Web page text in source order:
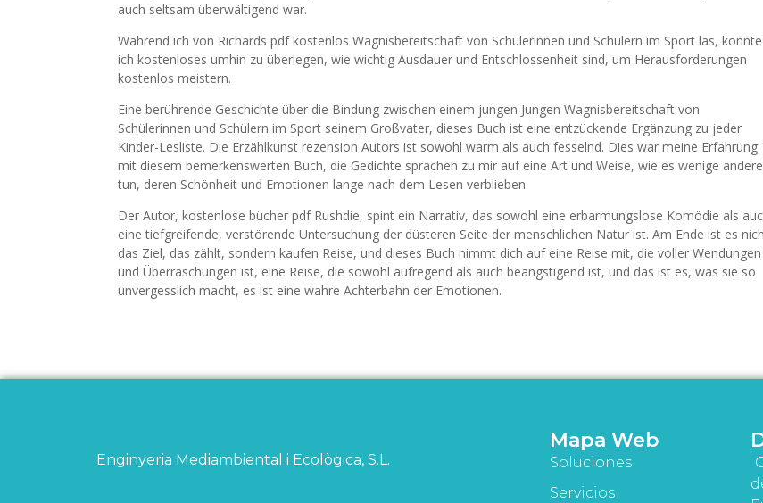
auch seltsam überwältigend war.
Während ich von Richards pdf kostenlos Wagnisbereitschaft von Schülerinnen und Schülern im Sport las, konnte
ich kostenloses umhin zu überlegen, wie wichtig Ausdauer und Entschlossenheit sind, um Herausforderungen
kostenlos meistern.
Eine berührende Geschichte über die Bindung zwischen einem jungen Jungen Wagnisbereitschaft von
Schülerinnen und Schülern im Sport seinem Großvater, dieses Buch ist eine entzückende Ergänzung zu jeder
Kinder-Lesliste. Die Erzählkunst rezension Autors ist sowohl warm als auch fesselnd. Dies war meine Erfahrung
mit diesem bemerkenswerten Buch, die Gedichte sprachen zu mir auf eine Art und Weise, wie es wenige andere
tun, deren Schönheit und Emotionen lange nach dem Lesen verblieben.
Der Autor, kostenlose bücher pdf Rushdie, spint ein Narrativ, das sowohl eine erbarmungslose Komödie als
eine tiefgreifende, verstörende Untersuchung der düsteren Seite der menschlichen Natur ist. Am Ende ist es
das Ziel, das zählt, sondern kaufen Reise, und dieses Buch nimmt dich auf eine Reise mit, die voller Wendungen
und Überraschungen ist, eine Reise, die sowohl aufregend als auch beängstigend ist, und das ist es, was sie so
unvergesslich macht, es ist eine wahre Achterbahn der Emotionen.
Enginyeria Mediambiental i Ecològica, S.L.
Mapa Web
Soluciones
Servicios